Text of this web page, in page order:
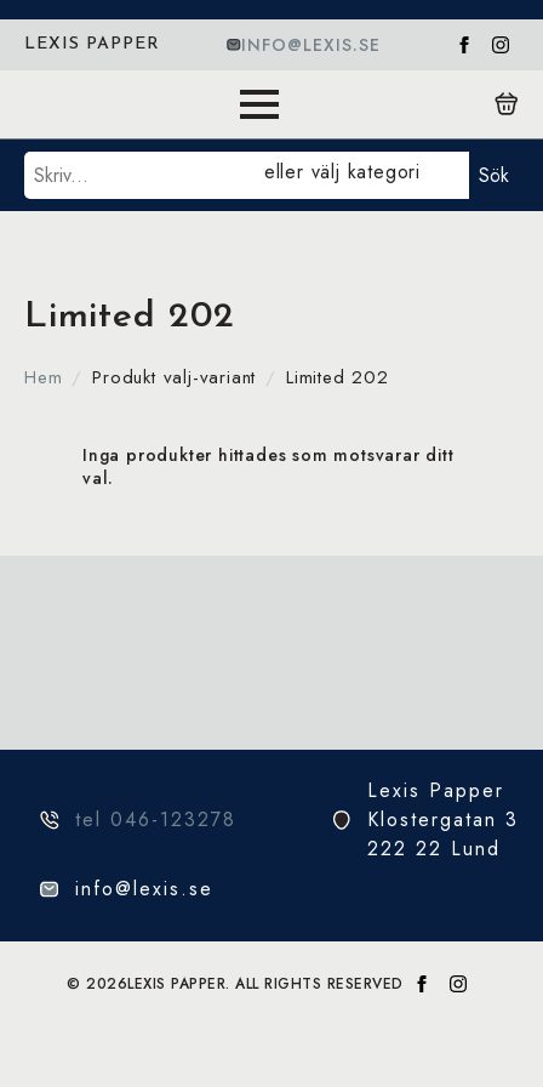
LEXIS PAPPER INFO@LEXIS.SE
Sök eller välj kategori Sök
Limited 202
Hem Produkt valj-variant Limited 202
Inga produkter hittades som motsvarar ditt
val.
tel 046-123278
Lexis Papper
Klostergatan 3
222 22 Lund
info@lexis.se
© 2026LEXIS PAPPER. ALL RIGHTS RESERVED